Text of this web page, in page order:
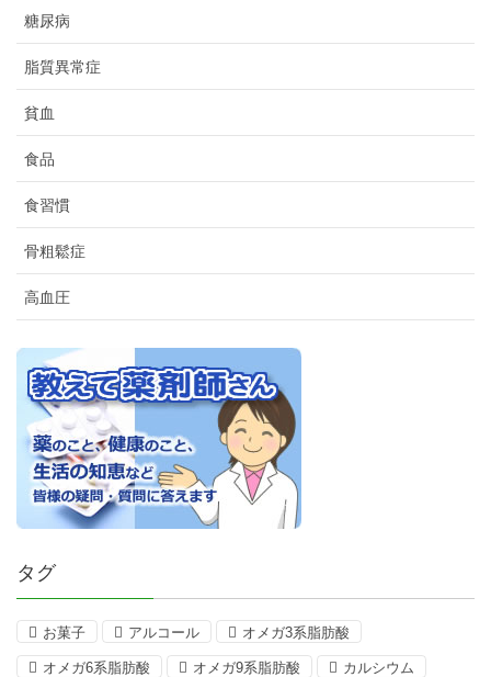
糖尿病
脂質異常症
貧血
食品
食習慣
骨粗鬆症
高血圧
タグ
お菓子 アルコール オメガ3系脂肪酸
オメガ6系脂肪酸 オメガ9系脂肪酸 カルシウム